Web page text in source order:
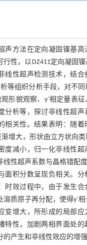
声方法在定向凝固镍基高
行性，以DZ411定向凝固
线性超声检测技术，结合
等组织分析手段，对不
观形貌观察、γ΄相定量表
分析等，探讨非线性超声
相关性。结果表明：随着
渐增大，形状由立方状向
度减小，归一化非线性超
线性超声系数与晶格错配
面积分数呈现负相关。分
时效过程中，由于发生合
溶质原子再分配，使得γ΄
变增大，所形成的局部应
特性，加剧两相界面处的
产生和非线性效应的增强